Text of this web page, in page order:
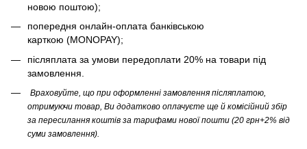
новою поштою);
попередня онлайн-оплата банківською
карткою (MONOPAY);
післяплата за умови передоплати 20% на товари під
замовлення.
Враховуйте, що при оформленні замовлення післяплатою,
отримуючи товар, Ви додатково оплачуєте ще й комісійний збір
за пересилання коштів за тарифами нової пошти (20 грн+2% від
суми замовлення).